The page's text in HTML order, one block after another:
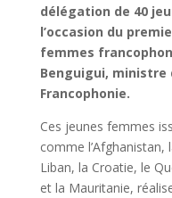
délégation de 40
l’occasion du
femmes
Benguigui, ministre
Francophonie.
Ces jeunes femmes
comme l’Afghanistan,
Liban, la Croatie, le
et la Mauritanie,